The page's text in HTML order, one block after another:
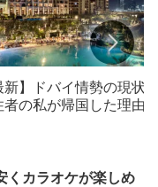
新】ドバイ情勢の現状
者の私が帰国した理由
くカラオケが楽しめ